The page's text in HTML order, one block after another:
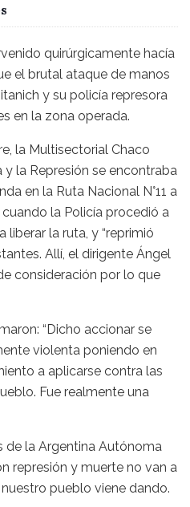
quirúrgicamente hacía
el brutal ataque de manos
y su policía represora
en la zona operada.
la Multisectorial Chaco
y la Represión se encontraba
en la Ruta Nacional N°11 a
la Policía procedió a
liberar la ruta, y “reprimió
Allí, el dirigente Ángel
consideración por lo que
“Dicho accionar se
violenta poniendo en
a aplicarse contra las
Fue realmente una
de la Argentina Autónoma
represión y muerte no van a
pueblo viene dando.